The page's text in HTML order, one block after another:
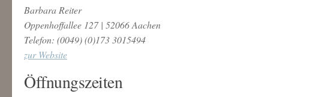
Barbara Reiter
Oppenhoffallee 127 | 52066 Aachen
Telefon: (0049) (0)173 3015494
zur Website
Öffnungszeiten